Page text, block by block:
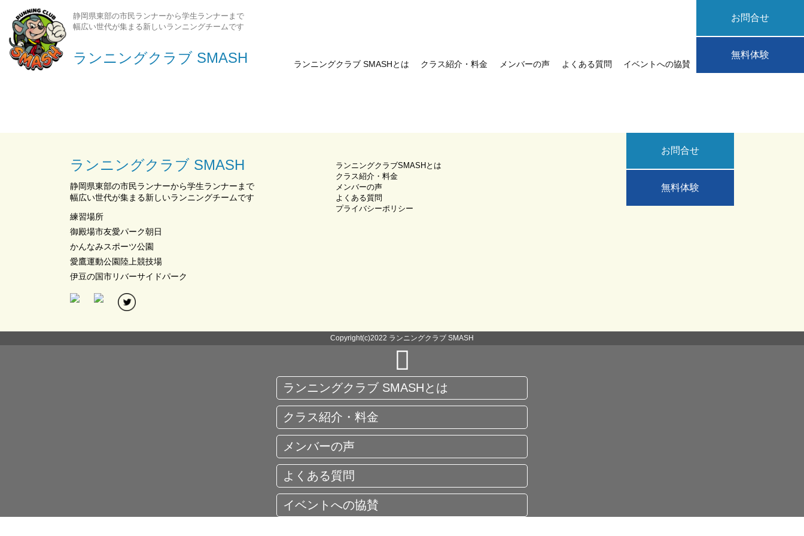
ランニングクラブ SMASHとは クラス紹介・料金 メンバーの声 よくある質問 イベントへの協賛
ランニングクラブ SMASH
静岡県東部の市民ランナーから学生ランナーまで
幅広い世代が集まる新しいランニングチームです
お問合せ
無料体験
ランニングクラブ SMASH
静岡県東部の市民ランナーから学生ランナーまで
幅広い世代が集まる新しいランニングチームです
練習場所
御殿場市友愛パーク朝日
かんなみスポーツ公園
愛鷹運動公園陸上競技場
伊豆の国市リバーサイドパーク
ランニングクラブSMASHとは
クラス紹介・料金
メンバーの声
よくある質問
プライバシーポリシー
お問合せ
無料体験
Copyright(c)2022 ランニングクラブ SMASH
ランニングクラブ SMASHとは
クラス紹介・料金
メンバーの声
よくある質問
イベントへの協賛